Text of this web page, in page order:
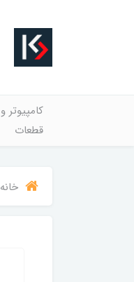
کامپیوتر و
قطعات
خانه